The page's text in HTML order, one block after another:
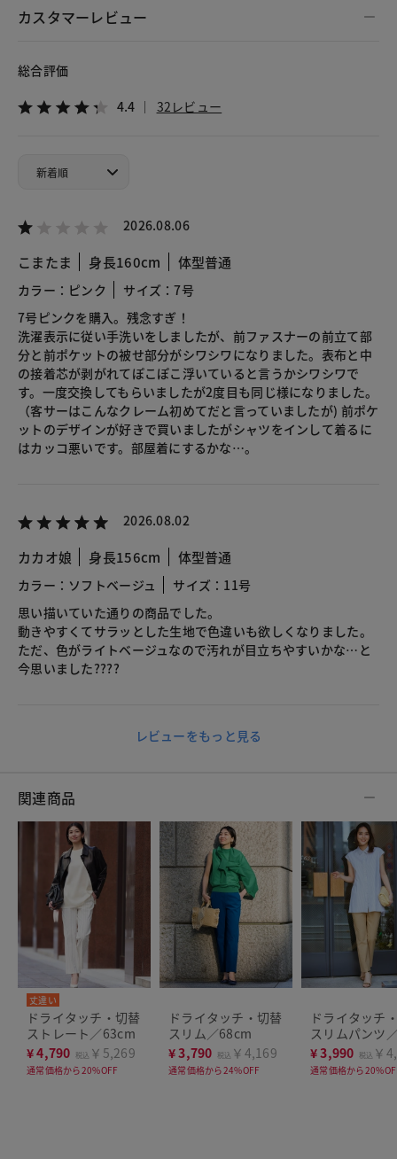
カスタマーレビュー
総合評価
4.4 32レビュー
2026.08.06
こまたま 身長160cm 体型普通
カラー：ピンク
サイズ：7号
7号ピンクを購入。残念すぎ！
洗濯表示に従い手洗いをしましたが、前ファスナーの前立て部
分と前ポケットの被せ部分がシワシワになりました。表布と中
の接着芯が剥がれてぽこぽこ浮いていると言うかシワシワで
す。一度交換してもらいましたが2度目も同じ様になりました。
（客サーはこんなクレーム初めてだと言っていましたが) 前ポケ
ットのデザインが好きで買いましたがシャツをインして着るに
はカッコ悪いです。部屋着にするかな…。
2026.08.02
カカオ娘 身長156cm 体型普通
カラー：ソフトベージュ
サイズ：11号
思い描いていた通りの商品でした。
動きやすくてサラッとした生地で色違いも欲しくなりました。
ただ、色がライトベージュなので汚れが目立ちやすいかな…と
今思いました????
レビューをもっと見る
関連商品
丈違い
ドライタッチ・切替
ストレート／63cm
¥4,790 税込 ￥5,269
通常価格から20%OFF
ドライタッチ・切替
スリム／68cm
¥3,790 税込 ￥4,169
通常価格から24%OFF
ドライタッチ
スリムパンツ
63cm
¥3,990 税込 ￥
通常価格から